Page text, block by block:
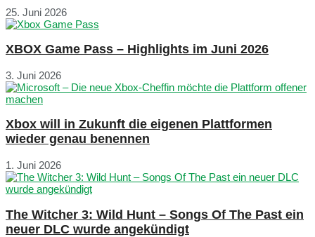
25. Juni 2026
XBOX Game Pass – Highlights im Juni 2026
3. Juni 2026
Xbox will in Zukunft die eigenen Plattformen
wieder genau benennen
1. Juni 2026
The Witcher 3: Wild Hunt – Songs Of The Past ein
neuer DLC wurde angekündigt